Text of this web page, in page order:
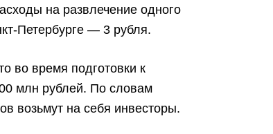
на развлечение одного
Петербурге — 3 рубля.
во время подготовки к
млн рублей. По словам
возьмут на себя инвесторы.